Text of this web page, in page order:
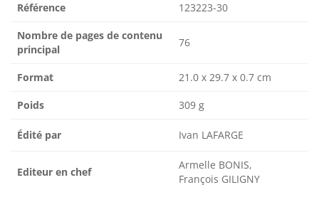
Référence 123223-30
Nombre de pages de contenu
principal
76
Format 21.0 x 29.7 x 0.7 cm
Poids 309 g
Édité par Ivan LAFARGE
Editeur en chef
Armelle BONIS,
François GILIGNY